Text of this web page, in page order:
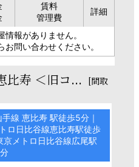
賃料
管理費
詳細
情報がありません。
お問い合わせください。
比寿 ＜旧コ... [間取
手線 恵比寿 駅徒歩5分｜
ロ日比谷線恵比寿駅徒歩
京メトロ日比谷線広尾駅